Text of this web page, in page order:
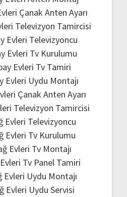
Çanak Anten Ayarı
Televizyon Tamircisi
Evleri Televizyoncu
Evleri Tv Kurulumu
Evleri Tv Tamiri
Evleri Uydu Montajı
Çanak Anten Ayarı
Televizyon Tamircisi
Evleri Televizyoncu
Evleri Tv Kurulumu
Evleri Tv Montajı
Tv Panel Tamiri
Evleri Uydu Montajı
Evleri Uydu Servisi